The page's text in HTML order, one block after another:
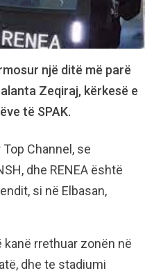
një ditë më parë
Zeqiraj, kërkesë e
të SPAK.
Channel, se
dhe RENEA është
si në Elbasan,
rrethuar zonën në
dhe te stadiumi